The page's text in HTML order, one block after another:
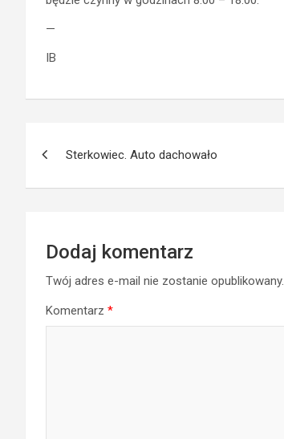
—
IB
Sterkowiec. Auto dachowało
Dodaj komentarz
Twój adres e-mail nie zostanie opublikowany.
Komentarz *